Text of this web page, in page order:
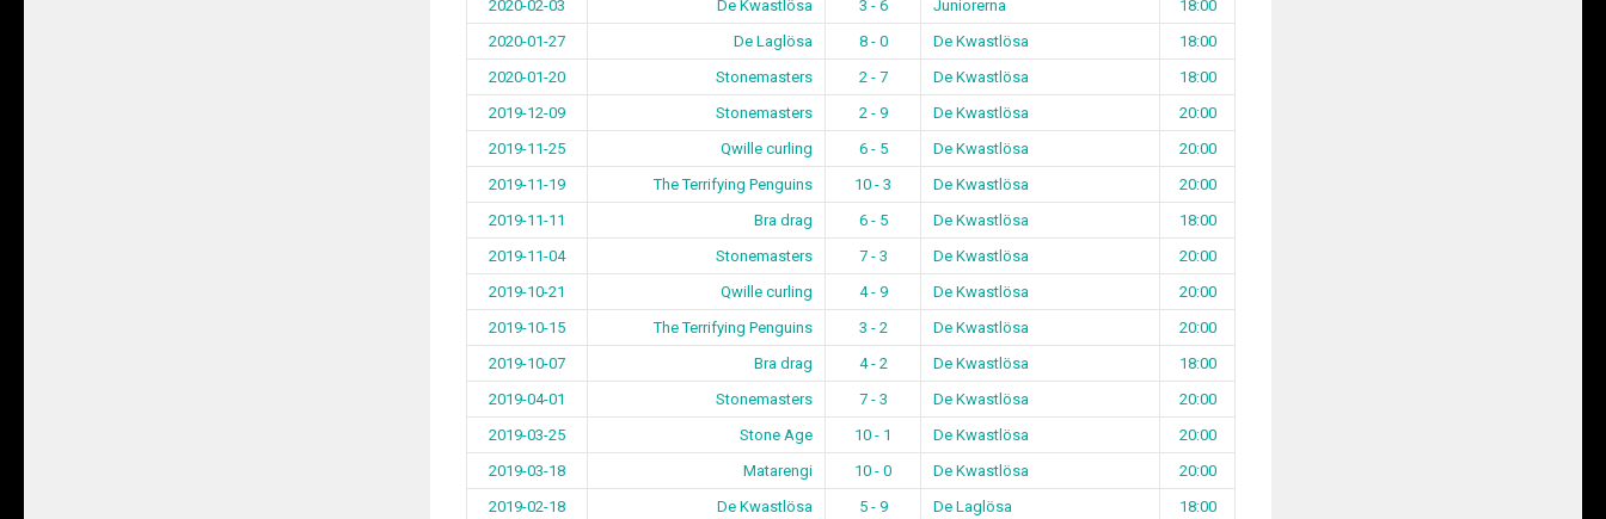
2020-02-03
De Kwastlösa 3 - 6 Juniorerna
18:00
2020-01-27
De Laglösa 8 - 0 De Kwastlösa
18:00
2020-01-20
Stonemasters 2 - 7 De Kwastlösa
18:00
2019-12-09
Stonemasters 2 - 9 De Kwastlösa
20:00
2019-11-25
Qwille curling 6 - 5 De Kwastlösa
20:00
2019-11-19
The Terrifying Penguins 10 - 3 De Kwastlösa
20:00
2019-11-11
Bra drag 6 - 5 De Kwastlösa
18:00
2019-11-04
Stonemasters 7 - 3 De Kwastlösa
20:00
2019-10-21
Qwille curling 4 - 9 De Kwastlösa
20:00
2019-10-15
The Terrifying Penguins 3 - 2 De Kwastlösa
20:00
2019-10-07
Bra drag 4 - 2 De Kwastlösa
18:00
2019-04-01
Stonemasters 7 - 3 De Kwastlösa
20:00
2019-03-25
Stone Age 10 - 1 De Kwastlösa
20:00
2019-03-18
Matarengi 10 - 0 De Kwastlösa
20:00
2019-02-18
De Kwastlösa 5 - 9 De Laglösa 18:00